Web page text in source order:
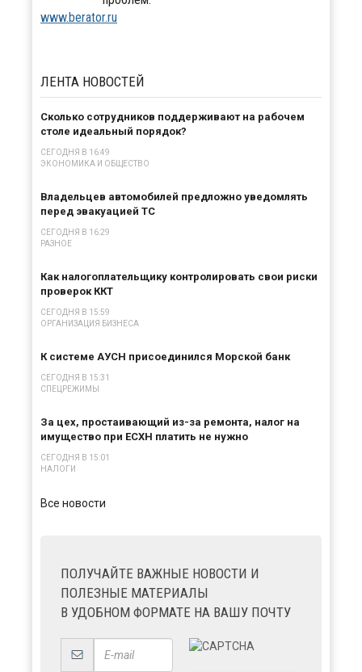
www.berator.ru
ЛЕНТА НОВОСТЕЙ
Сколько сотрудников поддерживают на рабочем
столе идеальный порядок?
СЕГОДНЯ В 16:49
ЭКОНОМИКА И ОБЩЕСТВО
Владельцев автомобилей предложно уведомлять
перед эвакуацией ТС
СЕГОДНЯ В 16:29
РАЗНОЕ
Как налогоплательщику контролировать свои риски
проверок ККТ
СЕГОДНЯ В 15:59
ОРГАНИЗАЦИЯ БИЗНЕСА
К системе АУСН присоединился Морской банк
СЕГОДНЯ В 15:31
СПЕЦРЕЖИМЫ
За цех, простаивающий из-за ремонта, налог на
имущество при ЕСХН платить не нужно
СЕГОДНЯ В 15:01
НАЛОГИ
Все новости
ПОЛУЧАЙТЕ ВАЖНЫЕ НОВОСТИ И
ПОЛЕЗНЫЕ МАТЕРИАЛЫ
В УДОБНОМ ФОРМАТЕ НА ВАШУ ПОЧТУ